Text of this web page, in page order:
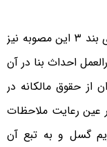
به گفته دبیر شورای عالی معماری و شهرسازی بند ۳ این مصوبه نیز
احداث بنا در آن
از حقوق مالکانه در
عین رعایت ملاحظات
گسل و به تبع آن